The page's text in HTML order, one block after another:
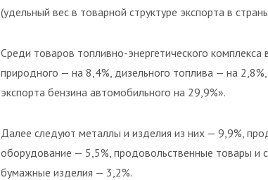
(удельный вес в товарной структуре экспорта в
Среди товаров топливно-энергетического
природного — на 8,4%, дизельного топлива — на
экспорта бензина автомобильного на 29,9%».
Далее следуют металлы и изделия из них — 9,9%,
оборудование — 5,5%, продовольственные товары и
бумажные изделия — 3,2%.